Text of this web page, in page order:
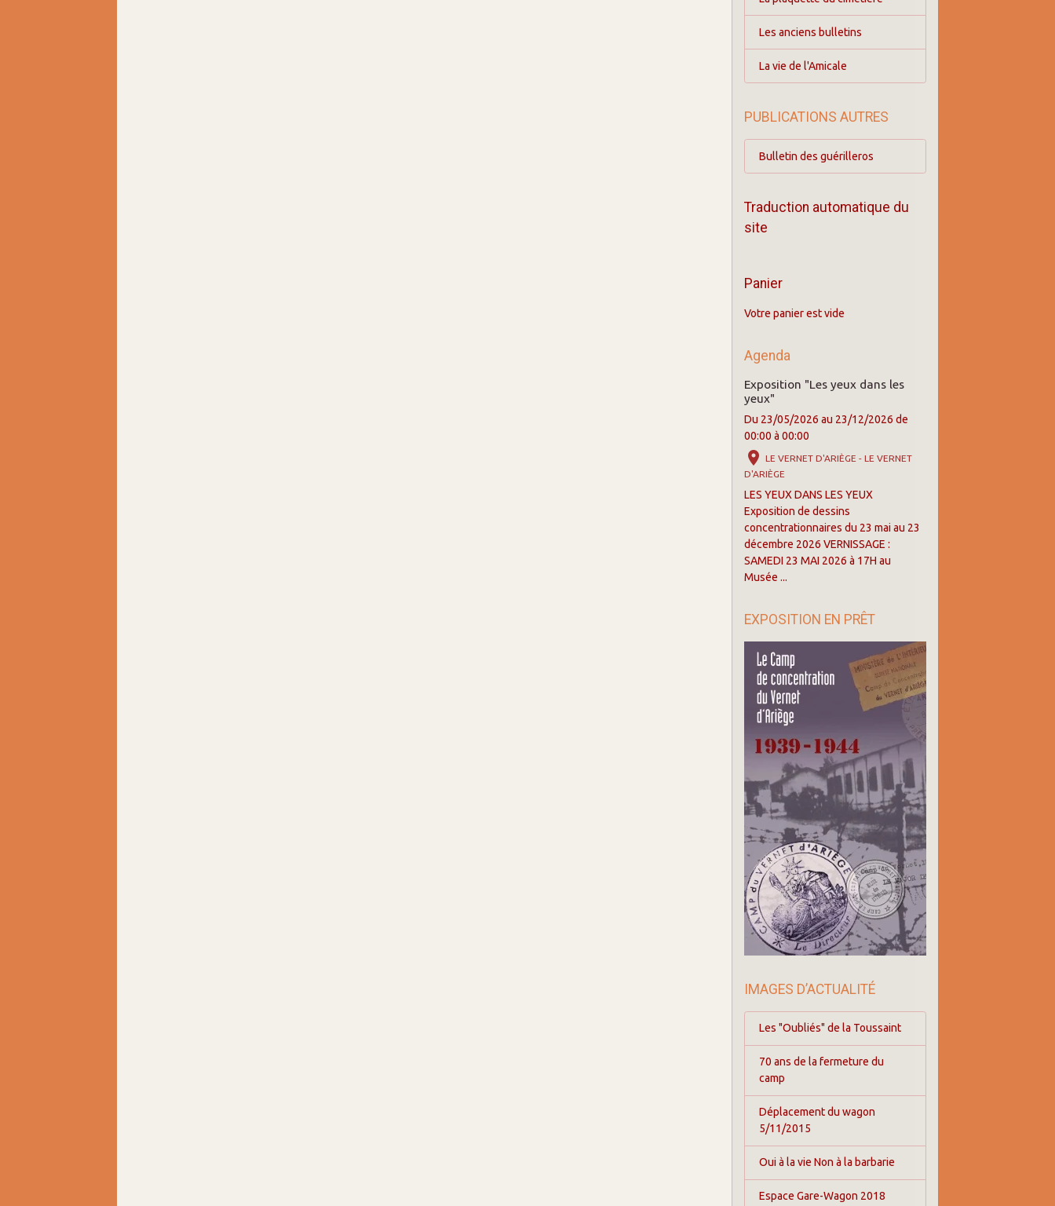
Les anciens bulletins
La vie de l'Amicale
PUBLICATIONS AUTRES
Bulletin des guérilleros
Traduction automatique du
site
Panier
Votre panier est vide
Agenda
Exposition "Les yeux dans les
yeux"
Du 23/05/2026 au 23/12/2026 de
00:00 à 00:00
LE VERNET D'ARIÈGE - LE VERNET
D'ARIÈGE
LES YEUX DANS LES YEUX
Exposition de dessins
concentrationnaires du 23 mai au 23
décembre 2026 VERNISSAGE :
SAMEDI 23 MAI 2026 à 17H au
Musée ...
EXPOSITION EN PRÊT
IMAGES D’ACTUALITÉ
Les "Oubliés" de la Toussaint
70 ans de la fermeture du
camp
Déplacement du wagon
5/11/2015
Oui à la vie Non à la barbarie
Espace Gare-Wagon 2018